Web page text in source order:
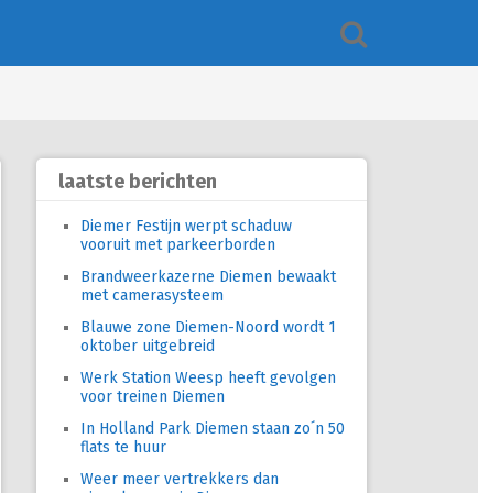
laatste berichten
Diemer Festijn werpt schaduw
vooruit met parkeerborden
Brandweerkazerne Diemen bewaakt
met camerasysteem
Blauwe zone Diemen-Noord wordt 1
oktober uitgebreid
Werk Station Weesp heeft gevolgen
voor treinen Diemen
In Holland Park Diemen staan zo´n 50
flats te huur
Weer meer vertrekkers dan